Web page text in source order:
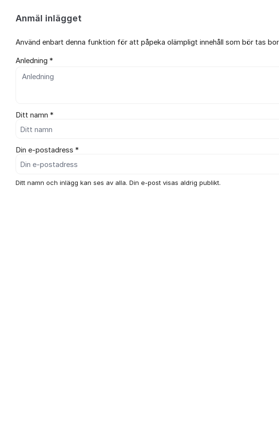
Anmäl inlägget
Använd enbart denna funktion för att påpeka olämpligt innehåll som bör tas
Anledning *
Ditt namn *
Din e-postadress *
Ditt namn och inlägg kan ses av alla. Din e-post visas aldrig publikt.